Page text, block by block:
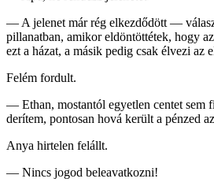
— A jelenet már rég elkezdődött —
pillanatban, amikor eldöntöttétek, hogy
ezt a házat, a másik pedig csak élvezi az
Felém fordult.
— Ethan, mostantól egyetlen centet sem
derítem, pontosan hová került a pénzed
Anya hirtelen felállt.
— Nincs jogod beleavatkozni!